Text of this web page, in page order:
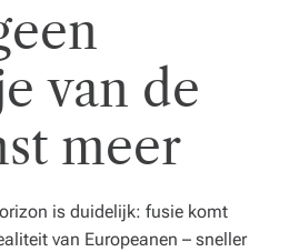
van de
meer
is duidelijk: fusie komt
van Europeanen – sneller